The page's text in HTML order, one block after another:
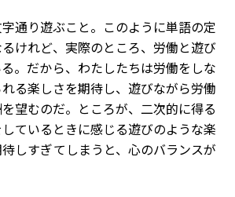
通り遊ぶこと。このように単語の定
けれど、実際のところ、労働と遊び
。だから、わたしたちは労働をしな
る楽しさを期待し、遊びながら労働
望むのだ。ところが、二次的に得る
ているときに感じる遊びのような楽
しすぎてしまうと、心のバランスが